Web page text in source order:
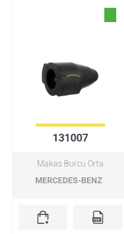
131007
Makas Burcu Orta
MERCEDES-BENZ